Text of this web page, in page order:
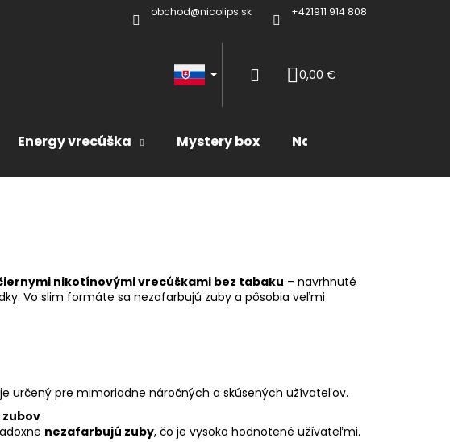
obchod@nicolips.sk +421911 914 808
Energy vrecúška Mystery box Naše produkty
Prihlásenie
0,00 €
nikotínovými vrecúškami bez tabaku – navrhnuté
Vo slim formáte sa nezafarbujú zuby a pôsobia veľmi
určený pre mimoriadne náročných a skúsených užívateľov.
nezafarbujú zuby, čo je vysoko hodnotené užívateľmi.